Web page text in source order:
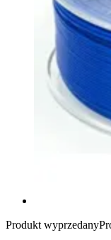
Produkt wyprzedany